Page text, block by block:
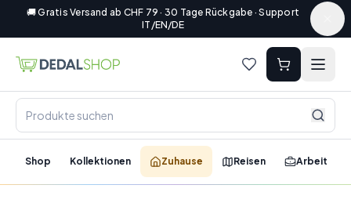
🚚 Gratis Versand ab CHF 79 · 30 Tage Rückgabe · Support
IT/EN/DE
Shop Kollektionen Zuhause Reisen Arbeit